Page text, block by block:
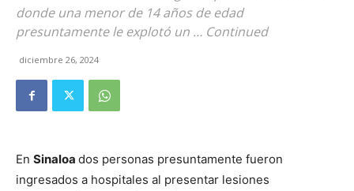
donde una menor de 14 años de edad
presuntamente le explotó un … Continued
diciembre 26, 2024
En Sinaloa dos personas presuntamente fueron
ingresados a hospitales al presentar lesiones